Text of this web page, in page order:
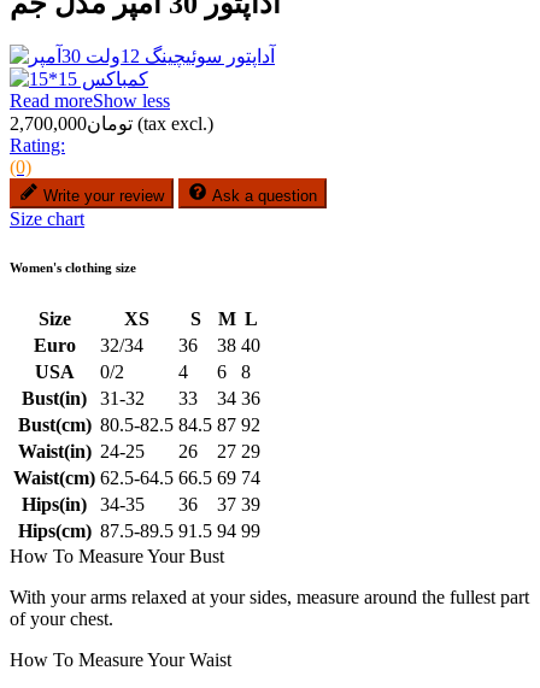
Read moreShow less
تومان2,700,000 (tax excl.)
Rating:
(0)
Write your review Ask a question
Size chart
Women's clothing size
Size XS S M L
Euro
32/34 36 38 40
USA
0/2 4 6
8
Bust(in)
31-32 33 34 36
Bust(cm) 80.5-82.5 84.5 87 92
Waist(in) 24-25 26 27 29
Waist(cm) 62.5-64.5 66.5 69 74
Hips(in)
34-35 36 37 39
Hips(cm) 87.5-89.5 91.5 94 99
How To Measure Your Bust
With your arms relaxed at your sides, measure around the fullest part
of your chest.
How To Measure Your Waist